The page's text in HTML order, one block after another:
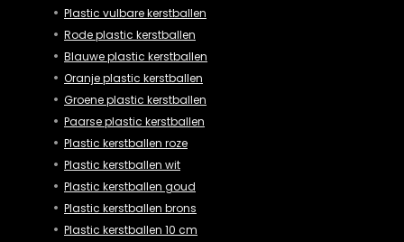
Plastic vulbare kerstballen
Rode plastic kerstballen
Blauwe plastic kerstballen
Oranje plastic kerstballen
Groene plastic kerstballen
Paarse plastic kerstballen
Plastic kerstballen roze
Plastic kerstballen wit
Plastic kerstballen goud
Plastic kerstballen brons
Plastic kerstballen 10 cm